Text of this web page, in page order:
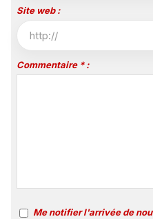
Site web :
Commentaire * :
Me notifier l'arrivée de